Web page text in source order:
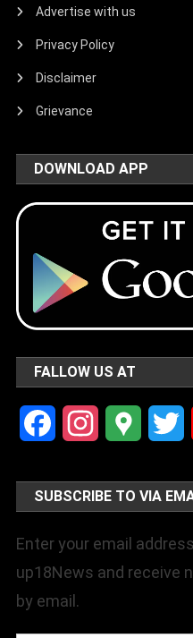
Advertise with us
Privacy Policy
Disclaimer
Grievance
DOWNLOAD APP
FALLOW US AT
FacebookInstagramGoogle
SUBSCRIBE TO VIA
Enter your email
up18News and receive
by email.